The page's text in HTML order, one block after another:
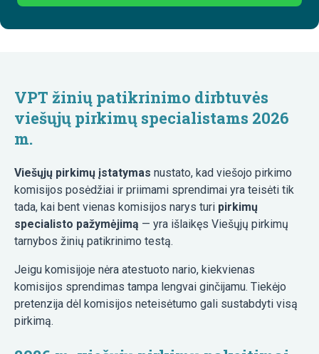
VPT žinių patikrinimo dirbtuvės
viešųjų pirkimų specialistams 2026
m.
Viešųjų pirkimų įstatymas nustato, kad viešojo pirkimo
komisijos posėdžiai ir priimami sprendimai yra teisėti tik
tada, kai bent vienas komisijos narys turi pirkimų
specialisto pažymėjimą — yra išlaikęs Viešųjų pirkimų
tarnybos žinių patikrinimo testą.
Jeigu komisijoje nėra atestuoto nario, kiekvienas
komisijos sprendimas tampa lengvai ginčijamu. Tiekėjo
pretenzija dėl komisijos neteisėtumo gali sustabdyti visą
pirkimą.